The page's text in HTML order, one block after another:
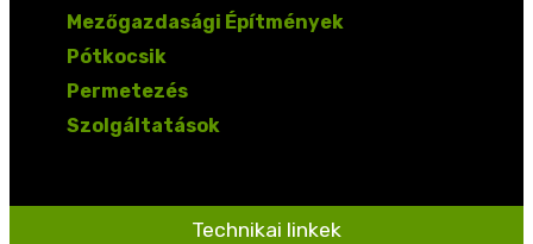
Mezőgazdasági Építmények
Pótkocsik
Permetezés
Szolgáltatások
Technikai linkek